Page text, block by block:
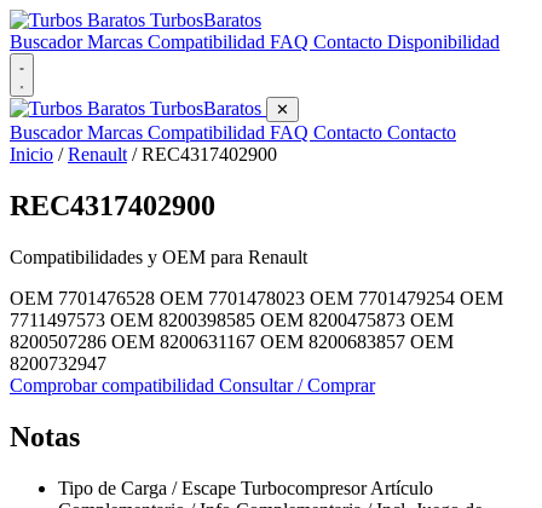
TurbosBaratos
BuscadorMarcas Compatibilidad FAQ Contacto Disponibilidad
TurbosBaratos ✕
BuscadorMarcas Compatibilidad FAQ Contacto Contacto
Inicio / Renault / REC4317402900
REC4317402900
Compatibilidades y OEM para Renault
OEM 7701476528 OEM 7701478023 OEM 7701479254 OEM
7711497573 OEM 8200398585 OEM 8200475873 OEM
8200507286 OEM 8200631167 OEM 8200683857 OEM
8200732947
Comprobar compatibilidad Consultar / Comprar
Notas
Tipo de Carga / Escape Turbocompresor Artículo